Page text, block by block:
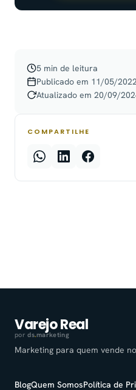
5 min de leitura
Publicado em 11/05/
Atualizado em 20/09/
COMPARTILHE
Varejo Real
pords.marketing
Marketing para quem vende
BlogQuem SomosPolítica de